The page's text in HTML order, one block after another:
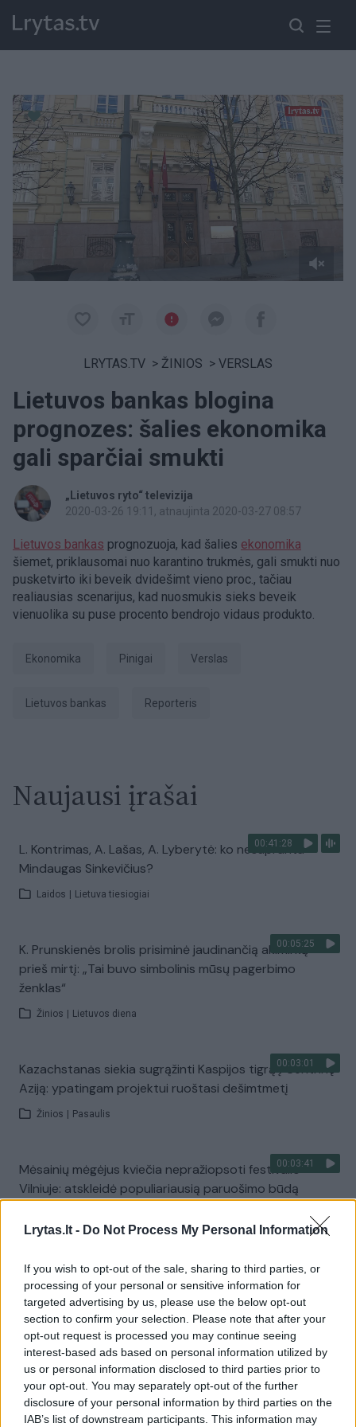
Lrytas.lt - Do Not Process My Personal Information
If you wish to opt-out of the sale, sharing to third parties, or
processing of your personal or sensitive information for
targeted advertising by us, please use the below opt-out
section to confirm your selection. Please note that after your
opt-out request is processed you may continue seeing
interest-based ads based on personal information utilized by
us or personal information disclosed to third parties prior to
your opt-out. You may separately opt-out of the further
disclosure of your personal information by third parties on the
IAB’s list of downstream participants. This information may
Paremkite Ukrainą
LRYTAS.TV > ŽINIOS > VERSLAS
Lietuvos bankas blogina
prognozes: šalies ekonomika
gali sparčiai smukti
„Lietuvos ryto“ televizija
2020-03-26 19:11 , atnaujinta 2020-03-27 08:57
Lietuvos bankas prognozuoja, kad šalies ekonomika
šiemet, priklausomai nuo karantino trukmės, gali smukti nuo
pusketvirto iki beveik dvidešimt vieno proc., tačiau
realiausias scenarijus, kad nuosmukis sieks beveik
vienuolika su puse procento bendrojo vidaus produkto.
Ekonomika Pinigai Verslas
Lietuvos bankas Reporteris
Naujausi įrašai
00:41:28
L. Kontrimas, A. Lašas, A. Lyberytė: ko nesupranta
Mindaugas Sinkevičius?
Laidos Lietuva tiesiogiai
00:05:25
K. Prunskienės brolis prisiminė jaudinančią akimirką
prieš mirtį: „Tai buvo simbolinis mūsų pagerbimo
ženklas“
Žinios Lietuvos diena
00:03:01
Kazachstanas siekia sugrąžinti Kaspijos tigrą į Centrinę
Aziją: ypatingam projektui ruoštasi dešimtmetį
Žinios Pasaulis
00:03:41
Mėsainių mėgėjus kviečia nepražiopsoti festivalio
Vilniuje: atskleidė populiariausią paruošimo būdą
Visi įrašai
Žiūrimiausi įrašai
Pateikė daugiau detalių apie iš tėvų paimtus šešis
vaikus: jiems kilusi grėsmė